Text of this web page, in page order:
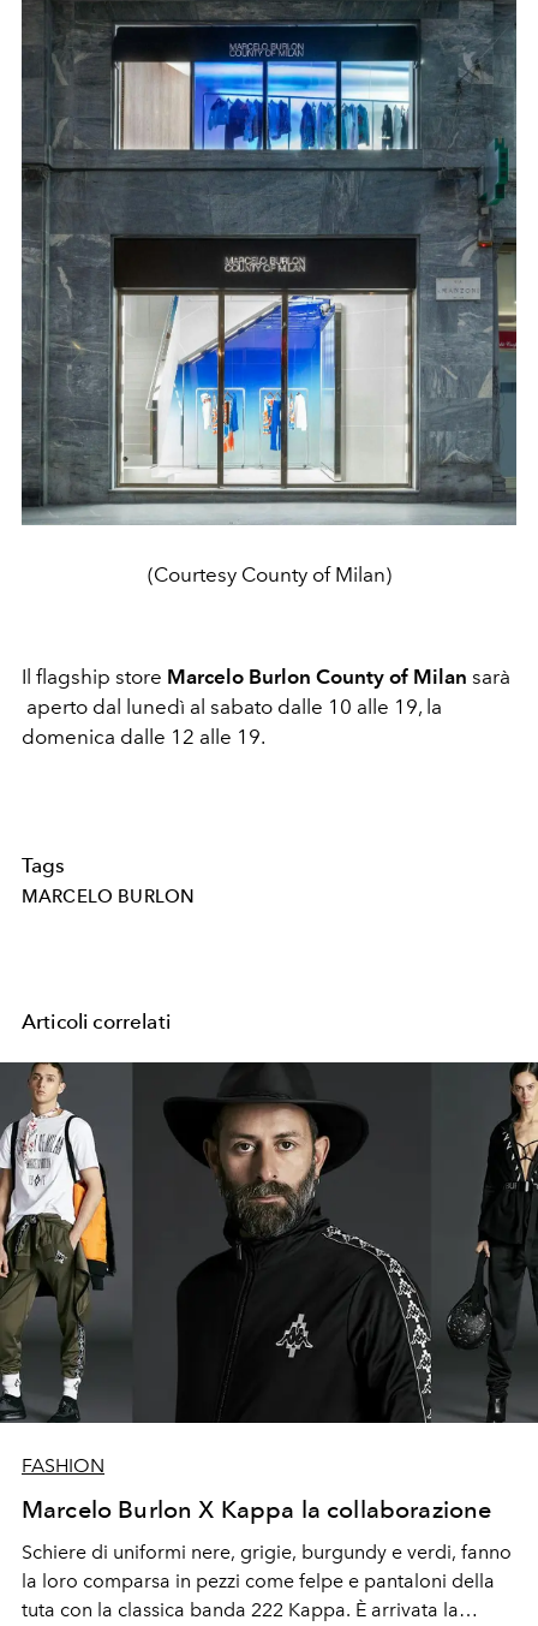
(Courtesy County of Milan)
Il flagship store Marcelo Burlon County of Milan sarà
aperto dal lunedì al sabato dalle 10 alle 19, la
domenica dalle 12 alle 19.
Tags
MARCELO BURLON
Articoli correlati
FASHION
Marcelo Burlon X Kappa la collaborazione
Schiere di uniformi nere, grigie, burgundy e verdi, fanno
la loro comparsa in pezzi come felpe e pantaloni della
tuta con la classica banda 222 Kappa. È arrivata la